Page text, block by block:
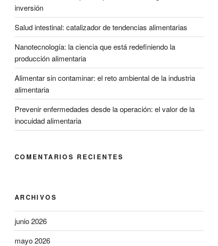
inversión
Salud intestinal: catalizador de tendencias alimentarias
Nanotecnología: la ciencia que está redefiniendo la
producción alimentaria
Alimentar sin contaminar: el reto ambiental de la industria
alimentaria
Prevenir enfermedades desde la operación: el valor de la
inocuidad alimentaria
COMENTARIOS RECIENTES
ARCHIVOS
junio 2026
mayo 2026